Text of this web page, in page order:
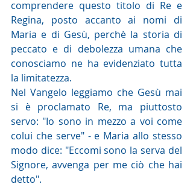
comprendere questo titolo di Re e
Regina, posto accanto ai nomi di
Maria e di Gesù, perchè la storia di
peccato e di debolezza umana che
conosciamo ne ha evidenziato tutta
la limitatezza.
Nel Vangelo leggiamo che Gesù mai
si è proclamato Re, ma piuttosto
servo: "Io sono in mezzo a voi come
colui che serve" - e Maria allo stesso
modo dice: "Eccomi sono la serva del
Signore, avvenga per me ciò che hai
detto".